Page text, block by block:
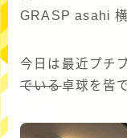
GRASP asahi
今日は最近プチ
でいる卓球を皆